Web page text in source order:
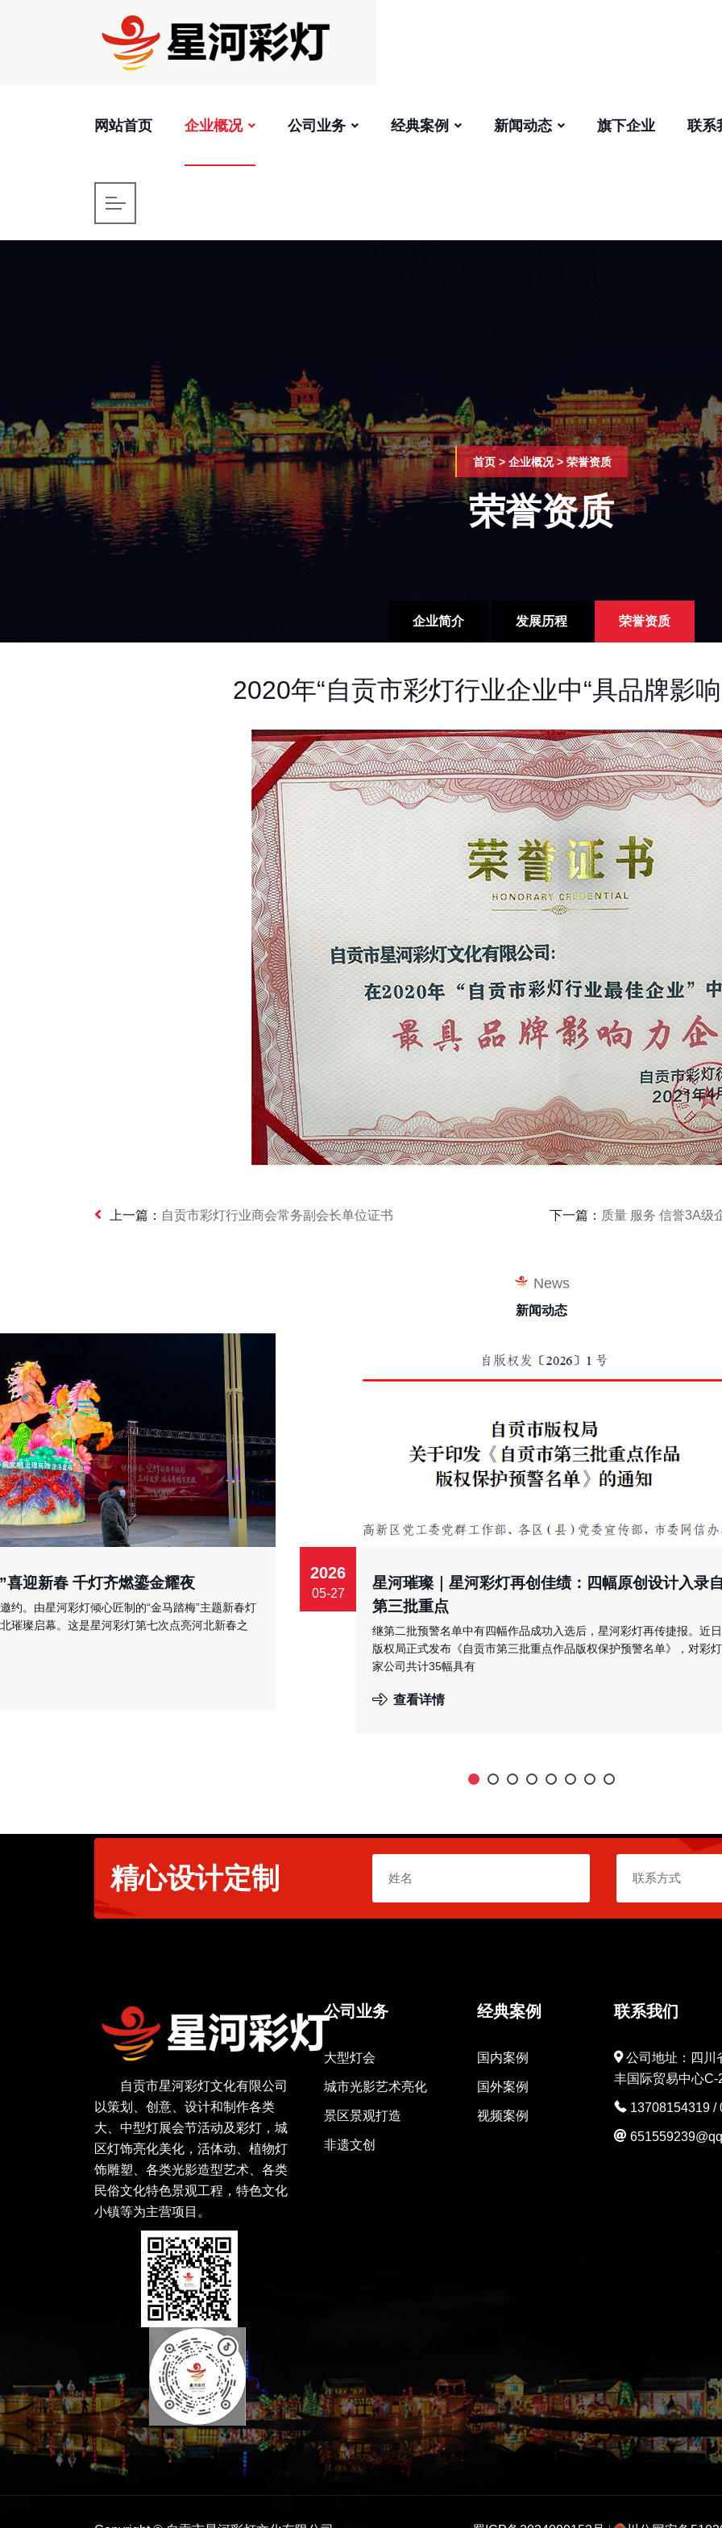
网站首页 企业概况 公司业务 经典案例 新闻动态 旗下企业 联系
首页>企业概况> 荣誉资质
荣誉资质
企业简介 发展历程 荣誉资质
2020年“自贡市彩灯行业企业中“具品牌影
上一篇： 自贡市彩灯行业商会常务副会长单位证书 下一篇： 质量 服务 信誉3A级
News
新闻动态
喜迎新春 千灯齐燃鎏金耀夜
约。由星河彩灯倾心匠制的“金马踏梅”主题新春灯
璀璨启幕。这是星河彩灯第七次点亮河北新春之
2026
05-27
星河璀璨｜星河彩灯再创佳绩：四幅原创设计入录
第三批重点
继第二批预警名单中有四幅作品成功入选后，星河彩灯再传捷报。近
版权局正式发布《自贡市第三批重点作品版权保护预警名单》，对彩
家公司共计35幅具有
查看详情
精心设计定制
自贡市星河彩灯文化有限公司
以策划、创意、设计和制作各类
大、中型灯展会节活动及彩灯，城
区灯饰亮化美化，活体动、植物灯
饰雕塑、各类光影造型艺术、各类
民俗文化特色景观工程，特色文化
小镇等为主营项目。
公司业务
大型灯会
城市光影艺术亮化
景区景观打造
非遗文创
经典案例
国内案例
国外案例
视频案例
联系我们
公司地址：四川
丰国际贸易中心C-
13708154319 /